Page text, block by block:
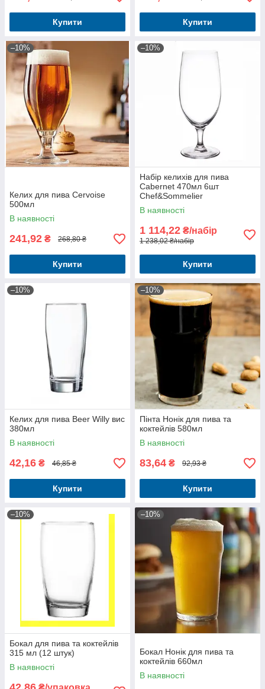
Купити Купити
–10%
Келих для пива Cervoise
500мл
В наявності
241,92 ₴ 268,80 ₴
Купити
–10%
Набір келихів для пива
Cabernet 470мл 6шт
Chef&Sommelier
В наявності
1 114,22 ₴/набір
1 238,02 ₴/набір
Купити
–10%
Келих для пива Beer Willy вис
380мл
В наявності
42,16 ₴ 46,85 ₴
Купити
–10%
Пінта Нонік для пива та
коктейлів 580мл
В наявності
83,64 ₴ 92,93 ₴
Купити
–10%
Бокал для пива та коктейлів
315 мл (12 штук)
В наявності
–10%
Бокал Нонік для пива та
коктейлів 660мл
В наявності